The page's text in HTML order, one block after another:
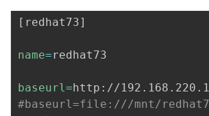
[ redhat73]
name=redhat73
baseurl =
#baseurl=file:///mnt/